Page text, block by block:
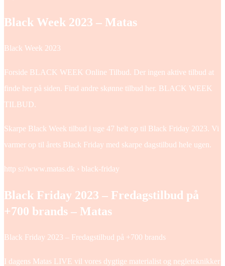
Black Week 2023 – Matas
Black Week 2023
Forside BLACK WEEK Online Tilbud. Der ingen aktive tilbud at
finde her på siden. Find andre skønne tilbud her. BLACK WEEK
TILBUD.
Skarpe Black Week tilbud i uge 47 helt op til Black Friday 2023. Vi
varmer op til årets Black Friday med skarpe dagstilbud hele ugen.
http s://www.matas.dk › black-friday
Black Friday 2023 – Fredagstilbud på
+700 brands – Matas
Black Friday 2023 – Fredagstilbud på +700 brands
I dagens Matas LIVE vil vores dygtige materialist og negleteknikker